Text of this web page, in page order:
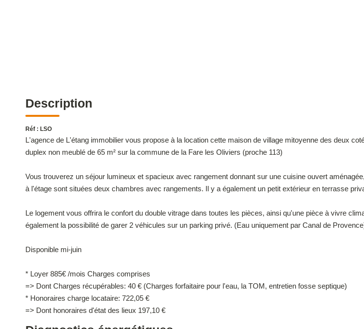
Description
Réf : LSO
L'agence de L'étang immobilier vous propose à la location cette maison de village mitoyenne des deux
duplex non meublé de 65 m² sur la commune de la Fare les Oliviers (proche 113)
Vous trouverez un séjour lumineux et spacieux avec rangement donnant sur une cuisine ouvert
à l'étage sont situées deux chambres avec rangements. Il y a également un petit extérieur en terrasse
Le logement vous offrira le confort du double vitrage dans toutes les pièces, ainsi qu'une pièce à vivre
également la possibilité de garer 2 véhicules sur un parking privé. (Eau uniquement par Canal de
Disponible mi-juin
* Loyer 885€ /mois Charges comprises
=> Dont Charges récupérables: 40 € (Charges forfaitaire pour l'eau, la TOM, entretien fosse septique)
* Honoraires charge locataire: 722,05 €
=> Dont honoraires d'état des lieux 197,10 €